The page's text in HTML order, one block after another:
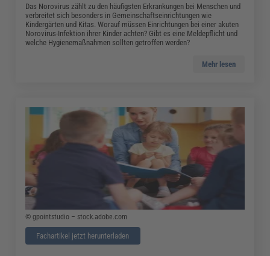
Das Norovirus zählt zu den häufigsten Erkrankungen bei Menschen und
verbreitet sich besonders in Gemeinschaftseinrichtungen wie
Kindergärten und Kitas. Worauf müssen Einrichtungen bei einer akuten
Norovirus-Infektion ihrer Kinder achten? Gibt es eine Meldepflicht und
welche Hygienemaßnahmen sollten getroffen werden?
Mehr lesen
© gpointstudio – stock.adobe.com
Fachartikel jetzt herunterladen